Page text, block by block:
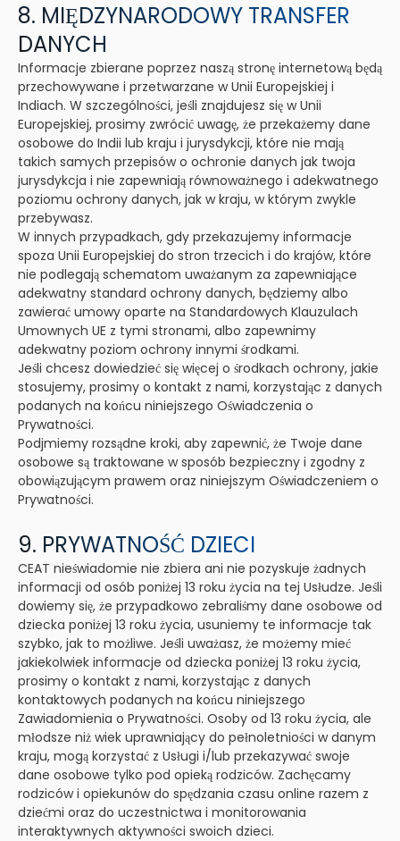
8. MIĘDZYNARODOWY TRANSFER
DANYCH
Informacje zbierane poprzez naszą stronę internetową będą
przechowywane i przetwarzane w Unii Europejskiej i
Indiach. W szczególności, jeśli znajdujesz się w Unii
Europejskiej, prosimy zwrócić uwagę, że przekażemy dane
osobowe do Indii lub kraju i jurysdykcji, które nie mają
takich samych przepisów o ochronie danych jak twoja
jurysdykcja i nie zapewniają równoważnego i adekwatnego
poziomu ochrony danych, jak w kraju, w którym zwykle
przebywasz.
W innych przypadkach, gdy przekazujemy informacje
spoza Unii Europejskiej do stron trzecich i do krajów, które
nie podlegają schematom uważanym za zapewniające
adekwatny standard ochrony danych, będziemy albo
zawierać umowy oparte na Standardowych Klauzulach
Umownych UE z tymi stronami, albo zapewnimy
adekwatny poziom ochrony innymi środkami.
Jeśli chcesz dowiedzieć się więcej o środkach ochrony, jakie
stosujemy, prosimy o kontakt z nami, korzystając z danych
podanych na końcu niniejszego Oświadczenia o
Prywatności.
Podjmiemy rozsądne kroki, aby zapewnić, że Twoje dane
osobowe są traktowane w sposób bezpieczny i zgodny z
obowiązującym prawem oraz niniejszym Oświadczeniem o
Prywatności.
9. PRYWATNOŚĆ DZIECI
CEAT nieświadomie nie zbiera ani nie pozyskuje żadnych
informacji od osób poniżej 13 roku życia na tej Usłudze. Jeśli
dowiemy się, że przypadkowo zebraliśmy dane osobowe od
dziecka poniżej 13 roku życia, usuniemy te informacje tak
szybko, jak to możliwe. Jeśli uważasz, że możemy mieć
jakiekolwiek informacje od dziecka poniżej 13 roku życia,
prosimy o kontakt z nami, korzystając z danych
kontaktowych podanych na końcu niniejszego
Zawiadomienia o Prywatności. Osoby od 13 roku życia, ale
młodsze niż wiek uprawniający do pełnoletniości w danym
kraju, mogą korzystać z Usługi i/lub przekazywać swoje
dane osobowe tylko pod opieką rodziców. Zachęcamy
rodziców i opiekunów do spędzania czasu online razem z
dziećmi oraz do uczestnictwa i monitorowania
interaktywnych aktywności swoich dzieci.